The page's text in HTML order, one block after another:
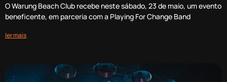
O Warung Beach Club recebe neste sábado, 23 de maio, um evento
beneficente, em parceria com a Playing For Change Band
ler mais